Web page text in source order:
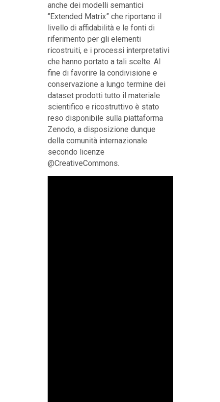
anche dei modelli semantici
“Extended Matrix” che riportano il
livello di affidabilità e le fonti di
riferimento per gli elementi
ricostruiti, e i processi interpretativi
che hanno portato a tali scelte. Al
fine di favorire la condivisione e
conservazione a lungo termine dei
dataset prodotti tutto il materiale
scientifico e ricostruttivo è stato
reso disponibile sulla piattaforma
Zenodo, a disposizione dunque
della comunità internazionale
secondo licenze
@CreativeCommons.